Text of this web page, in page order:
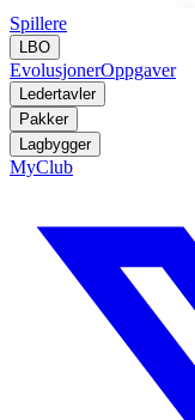
Spillere
LBO
EvolusjonerOppgaver
Ledertavler
Pakker
Lagbygger
MyClub